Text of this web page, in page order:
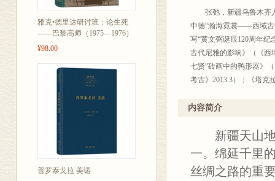
雅克•德里达研讨班：论生死
——巴黎高师（1975—1976）
¥98.00
普罗泰戈拉 美诺
在徐松心中，天山是他
西域史地的巨著，实现了
在松田寿男心中，天山
起，构成了世界文明与财
在金庸心中，天山是天
而在我心中，天山像一
张弛，新疆乌鲁木齐人
中德“瀚海霓裳——西域古
写“黄文弼诞辰120周年
古代尼雅的影响》（《
七贤"砖画中的鸭形器》
考古》2013.3）；《塔克
内容简介
新疆天山地
一。绵延千里
丝绸之路的重